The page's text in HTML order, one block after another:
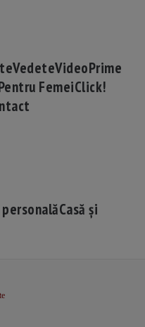
VedeteVideoPrime
FemeiClick!
Casă și